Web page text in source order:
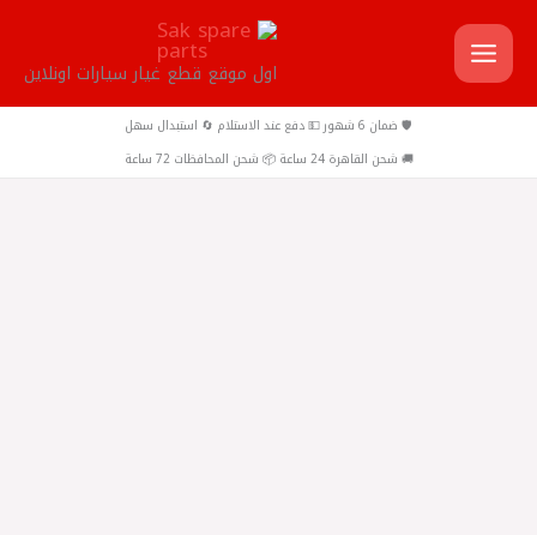
تخطي
إلى
المحتوى
اول موقع قطع غيار سيارات اونلاين
🛡️ ضمان 6 شهور 💵 دفع عند الاستلام 🔄 استبدال سهل
🚚 شحن القاهرة 24 ساعة 📦 شحن المحافظات 72 ساعة